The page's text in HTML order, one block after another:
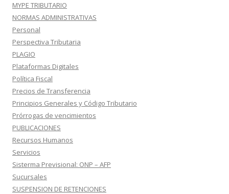
MYPE TRIBUTARIO
NORMAS ADMINISTRATIVAS
Personal
Perspectiva Tributaria
PLAGIO
Plataformas Digitales
Política Fiscal
Precios de Transferencia
Principios Generales y Código Tributario
Prórrogas de vencimientos
PUBLICACIONES
Recursos Humanos
Servicios
Sisterma Previsional: ONP – AFP
Sucursales
SUSPENSION DE RETENCIONES